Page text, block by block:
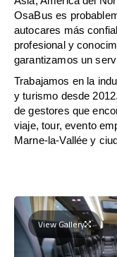
OsaBus es
autocares más
profesional y
garantizamos un
Trabajamos en la
y turismo desde
de gestores que
viaje, tour, evento
Marne-la-Vallée y
View Gallery